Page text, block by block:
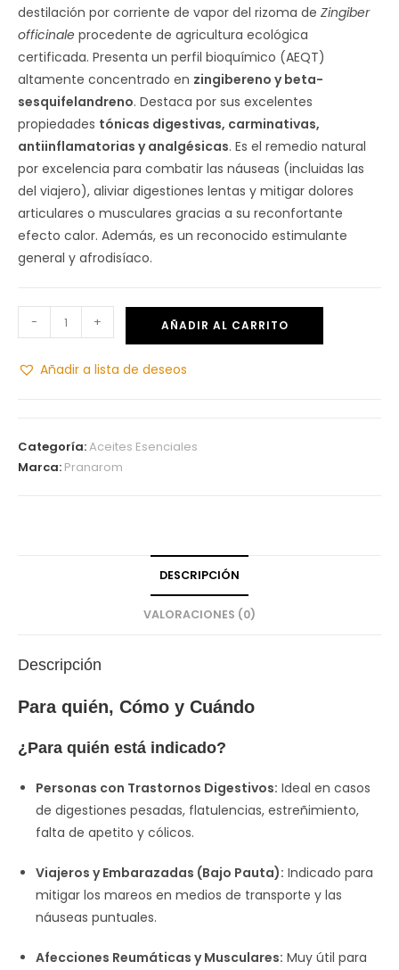
destilación por corriente de vapor del rizoma de Zingiber
officinale procedente de agricultura ecológica
certificada. Presenta un perfil bioquímico (AEQT)
altamente concentrado en zingibereno y beta-
sesquifelandreno. Destaca por sus excelentes
propiedades tónicas digestivas, carminativas,
antiinflamatorias y analgésicas. Es el remedio natural
por excelencia para combatir las náuseas (incluidas las
del viajero), aliviar digestiones lentas y mitigar dolores
articulares o musculares gracias a su reconfortante
efecto calor. Además, es un reconocido estimulante
general y afrodisíaco.
- + AÑADIR AL CARRITO
Añadir a lista de deseos
Categoría:Aceites Esenciales
Marca: Pranarom
DESCRIPCIÓN
VALORACIONES (0)
Descripción
Para quién, Cómo y Cuándo
¿Para quién está indicado?
Personas con Trastornos Digestivos: Ideal en casos
de digestiones pesadas, flatulencias, estreñimiento,
falta de apetito y cólicos.
Viajeros y Embarazadas (Bajo Pauta): Indicado para
mitigar los mareos en medios de transporte y las
náuseas puntuales.
Afecciones Reumáticas y Musculares: Muy útil para